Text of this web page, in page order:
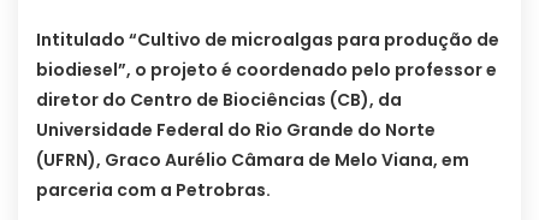
Intitulado “Cultivo de microalgas para produção de
biodiesel”, o projeto é coordenado pelo professor e
diretor do Centro de Biociências (CB), da
Universidade Federal do Rio Grande do Norte
(UFRN), Graco Aurélio Câmara de Melo Viana, em
parceria com a Petrobras.